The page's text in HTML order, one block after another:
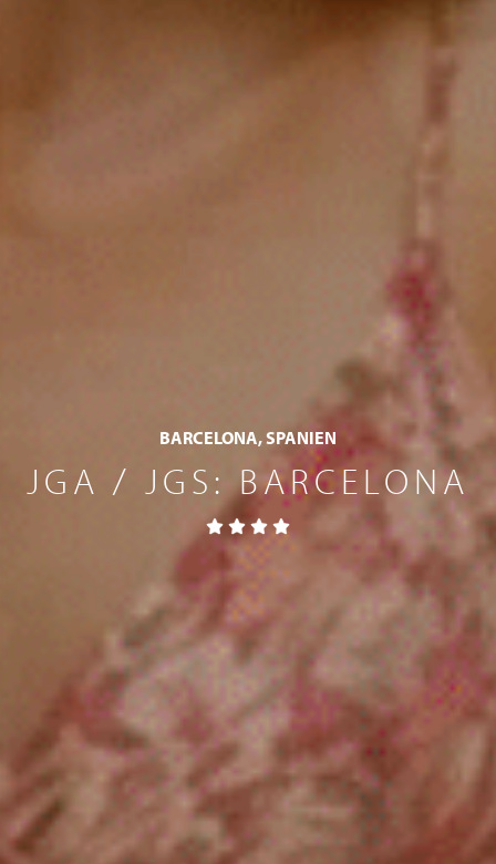
BARCELONA, SPANIEN
JGA / JGS: BARCELONA